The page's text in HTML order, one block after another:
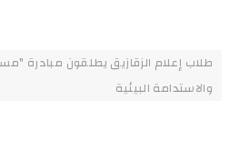
طلاب إعلام الزقازيق يطلقون مبادرة
والاستدامة البيئية